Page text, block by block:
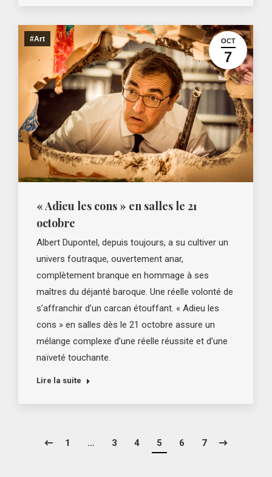
OCT
7
#Art
« Adieu les cons » en salles le 21
octobre
Albert Dupontel, depuis toujours, a su cultiver un
univers foutraque, ouvertement anar,
complètement branque en hommage à ses
maîtres du déjanté baroque. Une réelle volonté de
s’affranchir d’un carcan étouffant. « Adieu les
cons » en salles dès le 21 octobre assure un
mélange complexe d’une réelle réussite et d’une
naïveté touchante.
Lire la suite
1 … 3 4 5 6 7